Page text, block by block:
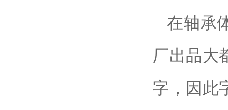
在轴承
厂出品大
字，因此